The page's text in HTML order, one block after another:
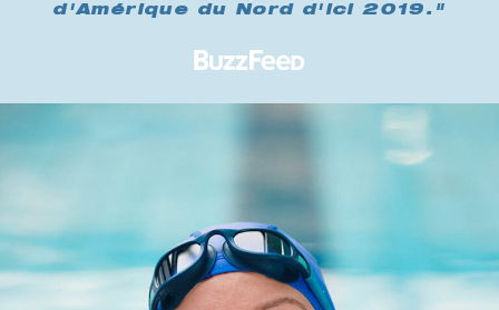
d'Amérique du Nord d'ici 2019."